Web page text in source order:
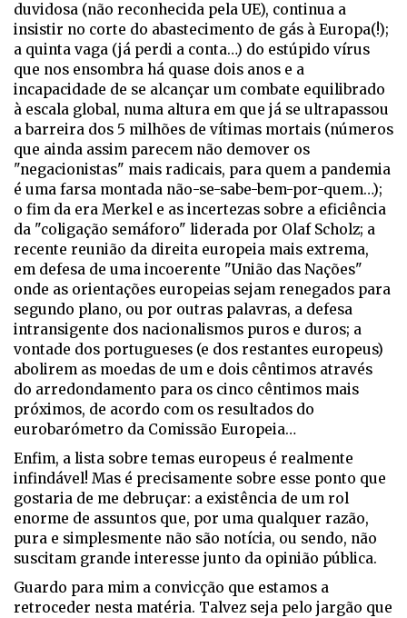
duvidosa (não reconhecida pela UE), continua a
insistir no corte do abastecimento de gás à Europa(!);
a quinta vaga (já perdi a conta…) do estúpido vírus
que nos ensombra há quase dois anos e a
incapacidade de se alcançar um combate equilibrado
à escala global, numa altura em que já se ultrapassou
a barreira dos 5 milhões de vítimas mortais (números
que ainda assim parecem não demover os
"negacionistas" mais radicais, para quem a pandemia
é uma farsa montada não-se-sabe-bem-por-quem…);
o fim da era Merkel e as incertezas sobre a eficiência
da "coligação semáforo" liderada por Olaf Scholz; a
recente reunião da direita europeia mais extrema,
em defesa de uma incoerente "União das Nações"
onde as orientações europeias sejam renegados para
segundo plano, ou por outras palavras, a defesa
intransigente dos nacionalismos puros e duros; a
vontade dos portugueses (e dos restantes europeus)
abolirem as moedas de um e dois cêntimos através
do arredondamento para os cinco cêntimos mais
próximos, de acordo com os resultados do
eurobarómetro da Comissão Europeia…
Enfim, a lista sobre temas europeus é realmente
infindável! Mas é precisamente sobre esse ponto que
gostaria de me debruçar: a existência de um rol
enorme de assuntos que, por uma qualquer razão,
pura e simplesmente não são notícia, ou sendo, não
suscitam grande interesse junto da opinião pública.
Guardo para mim a convicção que estamos a
retroceder nesta matéria. Talvez seja pelo jargão que